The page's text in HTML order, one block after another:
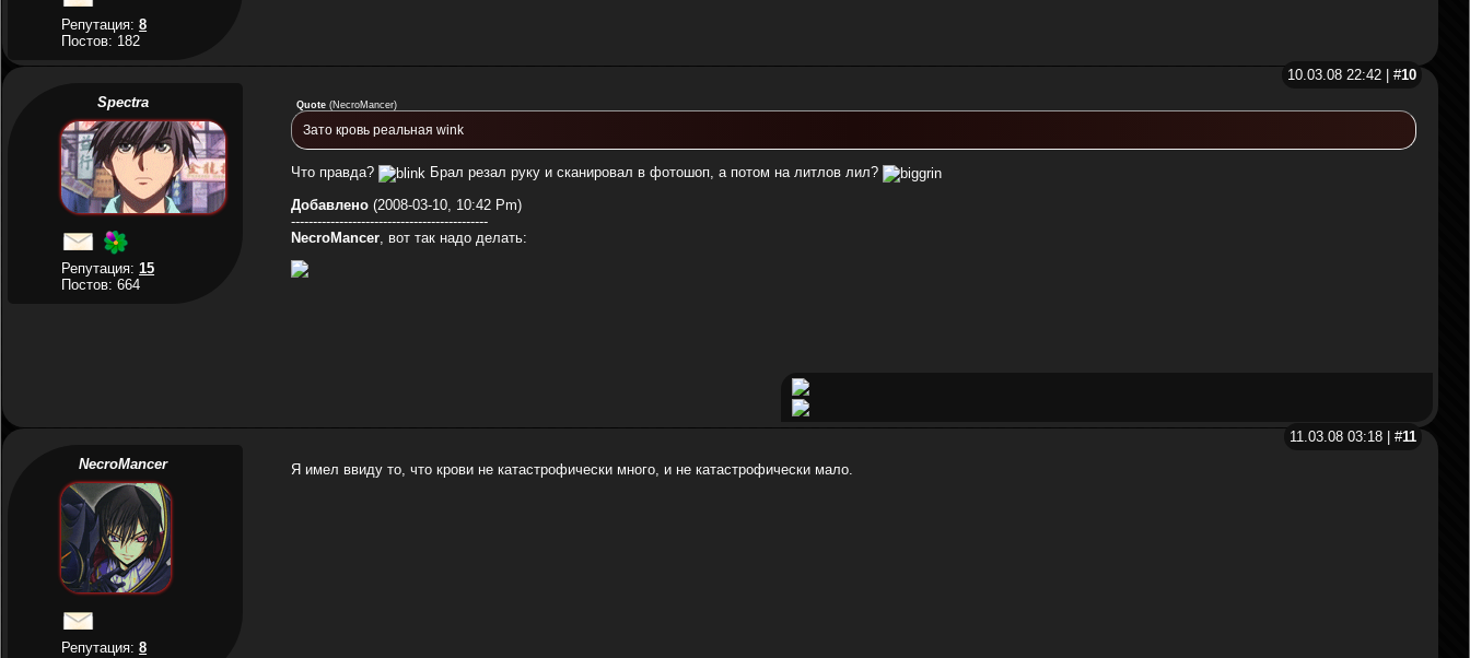
Репутация:8
Постов: 182
10.03.08 22:42 | #10
Spectra
Репутация:15
Постов: 664
Quote(NecroMancer)
Зато кровь реальная wink
Что правда?
Брал резал руку и сканировал в фотошоп, а потом на литлов лил?
Добавлено(2008-03-10, 10:42 Pm)
---------------------------------------------
NecroMancer, вот так надо делать:
11.03.08 03:18 | #11
NecroMancer
Репутация:8
Я имел ввиду то, что крови не катастрофически много, и не катастрофически мало.